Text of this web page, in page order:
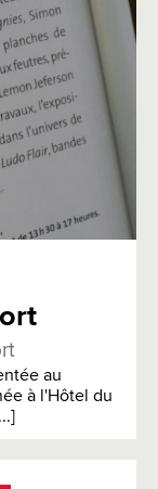
au
à l'Hôtel du